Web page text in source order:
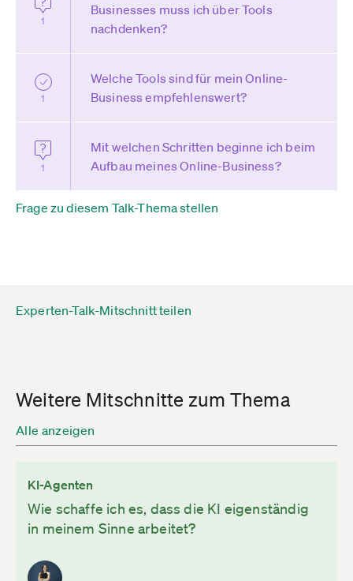
1
Businesses muss ich über Tools
nachdenken?
1
Welche Tools sind für mein Online-
Business empfehlenswert?
1
Mit welchen Schritten beginne ich beim
Aufbau meines Online-Business?
Frage zu diesem Talk-Thema stellen
Experten-Talk-Mitschnitt teilen
Weitere Mitschnitte zum Thema
Alle anzeigen
KI-Agenten
Wie schaffe ich es, dass die KI eigenständig
in meinem Sinne arbeitet?